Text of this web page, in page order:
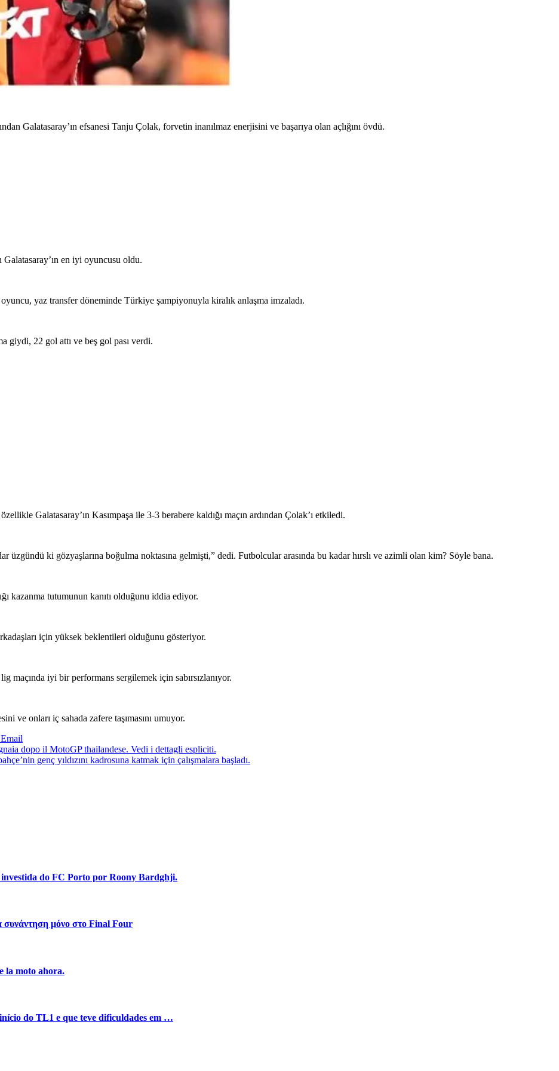
Galatasaray’ın efsanesi Tanju Çolak, forvetin inanılmaz enerjisini ve başarıya olan açlığını övdü.
Galatasaray’ın en iyi oyuncusu oldu.
yaz transfer döneminde Türkiye şampiyonuyla kiralık anlaşma imzaladı.
giydi, 22 gol attı ve beş gol pası verdi.
Galatasaray’ın Kasımpaşa ile 3-3 berabere kaldığı maçın ardından Çolak’ı etkiledi.
üzgündü ki gözyaşlarına boğulma noktasına gelmişti,” dedi. Futbolcular arasında bu kadar hırslı ve azimli olan kim? Söyle bana.
kazanma tutumunun kanıtı olduğunu iddia ediyor.
için yüksek beklentileri olduğunu gösteriyor.
maçında iyi bir performans sergilemek için sabırsızlanıyor.
ve onları iç sahada zafere taşımasını umuyor.
Email
dopo il MotoGP thailandese. Vedi i dettagli espliciti.
genç yıldızını kadrosuna katmak için çalışmalara başladı.
investida do FC Porto por Roony Bardghji.
συνάντηση μόνο στο Final Four
la moto ahora.
do TL1 e que teve dificuldades em …